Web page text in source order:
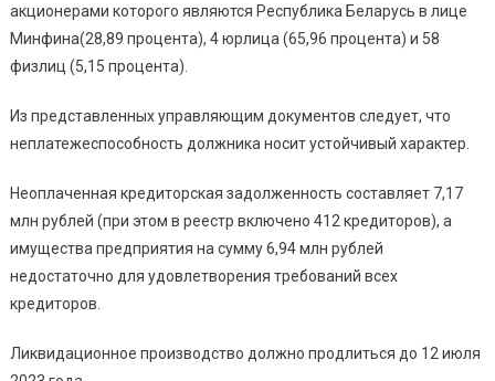
акционерами которого являются Республика Беларусь в лице
Минфина(28,89 процента), 4 юрлица (65,96 процента) и 58
физлиц (5,15 процента).
Из представленных управляющим документов следует, что
неплатежеспособность должника носит устойчивый характер.
Неоплаченная кредиторская задолженность составляет 7,17
млн рублей (при этом в реестр включено 412 кредиторов), а
имущества предприятия на сумму 6,94 млн рублей
недостаточно для удовлетворения требований всех
кредиторов.
Ликвидационное производство должно продлиться до 12 июля